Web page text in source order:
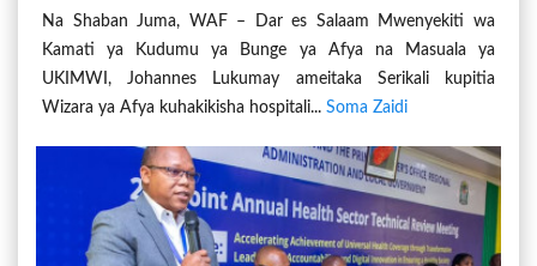
NA MIUNDOMBINU HOSPITALINI
Na Shaban Juma, WAF – Dar es Salaam Mwenyekiti wa
Kamati ya Kudumu ya Bunge ya Afya na Masuala ya
UKIMWI, Johannes Lukumay ameitaka Serikali kupitia
Wizara ya Afya kuhakikisha hospitali... Soma Zaidi